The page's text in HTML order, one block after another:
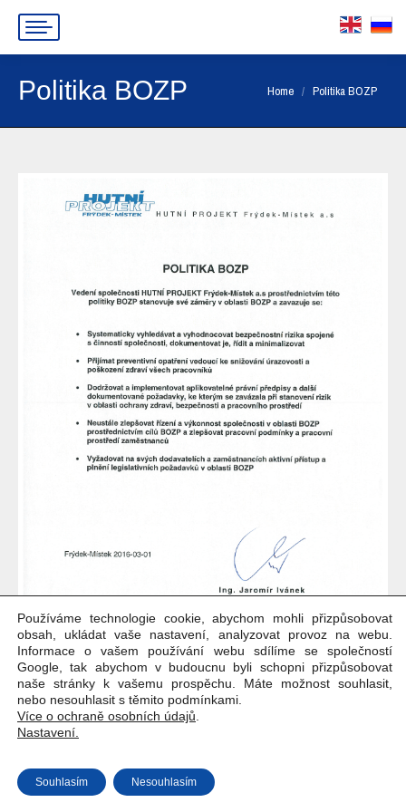
Politika BOZP You are here:
Home Politika BOZP
Copyright © Weiron Dynamics, s.r.o. |
SEO
Používáme technologie cookie, abychom mohli přizpůsobovat
obsah, ukládat vaše nastavení, analyzovat provoz na webu.
Informace o vašem používání webu sdílíme se společností
Google, tak abychom v budoucnu byli schopni přizpůsobovat
naše stránky k vašemu prospěchu. Máte možnost souhlasit,
nebo nesouhlasit s těmito podmínkami.
Více o ochraně osobních údajů
Nastavení.
Souhlasím Nesouhlasím